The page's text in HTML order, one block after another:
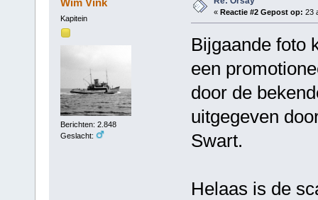
Wim Vink
Kapitein
Berichten: 2.848
Geslacht:
« Reactie #2 Gepost op: 23
Bijgaande foto
een
door de
uitgegeven
Swart.
Helaas is de